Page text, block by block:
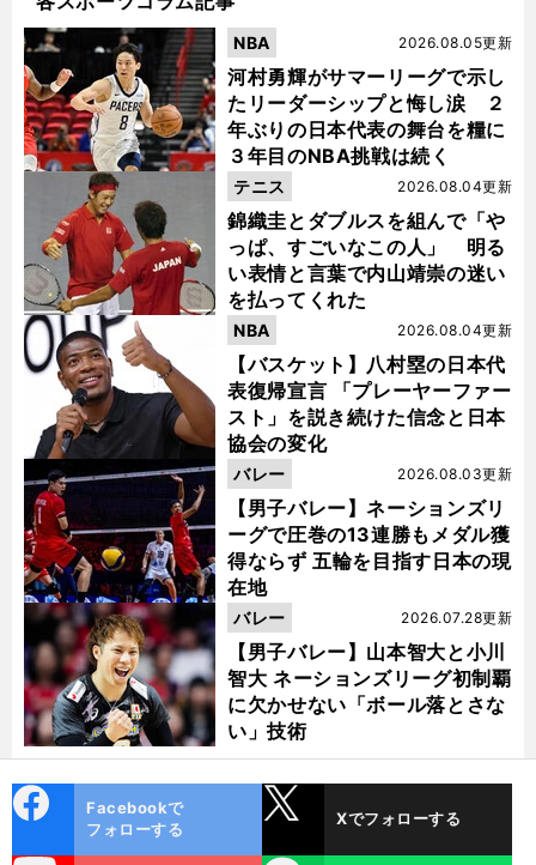
河村勇輝がサマーリーグで示し
たリーダーシップと悔し涙 ２
年ぶりの日本代表の舞台を糧に
３年目のNBA挑戦は続く
2026.08.05更新
NBA
錦織圭とダブルスを組んで「や
っぱ、すごいなこの人」 明る
い表情と言葉で内山靖崇の迷い
を払ってくれた
2026.08.04更新
テニス
【バスケット】八村塁の日本代
表復帰宣言 「プレーヤーファー
スト」を説き続けた信念と日本
協会の変化
2026.08.04更新
NBA
【男子バレー】ネーションズリ
ーグで圧巻の13連勝もメダル獲
得ならず 五輪を目指す日本の現
在地
2026.08.03更新
バレー
【男子バレー】山本智大と小川
智大 ネーションズリーグ初制覇
に欠かせない「ボール落とさな
い」技術
2026.07.28更新
バレー
ok
Facebookで
フォローする
Xでフォローする